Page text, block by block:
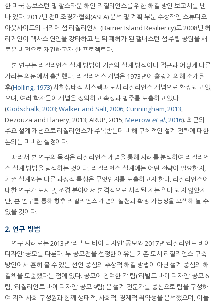
한 미국 동보스턴 및 찰스타운 해안 리질리언스를 위한 해결 방안 보고서를 낸
바 있다. 2017년 전미조경가협회(ASLA) 분석 및 계획 부분 수상작인 스튜디오
아웃사이드의 배리어 섬 리질리언시 (Barrier Island Resiliency)도 2008년 허
리케인이 텍사스 연안을 강타하고 난 뒤 폐허가 된 갤버스턴 섬 주립 공원을 새
로운 비전으로 재건하고자 한 프로젝트다.
본 연구는 리질리언스 설계 방법이 기존의 설계 방식이나 접근과 어떻게 다른
가라는 의문에서 출발했다. 리질리언스 개념은 1973년에 홀링에 의해 소개된
후(Holling, 1973) 사회생태적 시스템과 도시 리질리언스 개념으로 확장되고 있
으며, 여러 학자들이 개념을 정의하고 속성과 범주를 도출하고 있다
(Godschalk, 2003; Walker and Salt, 2006; Cunningham, 2013
Dezouza and Flanery, 2013; ARUP, 2015; Meerow et al. , 2016). 최근의
주요 설계 개념으로 리질리언스가 주목받는데 비해 구체적인 설계 전략에 대한
논의는 미비한 실정이다.
따라서 본 연구의 목적은 리질리언스 개념을 통해 사례를 분석하여 리질리언
스 설계 방법을 탐색하는 것이다. 리질리언스 설계에는 어떤 전략이 필요한지,
기존 설계와는 다른 과정적 특성은 무엇인지를 도출하고자 한다. 리질리언스에
대한 연구가 도시 및 조경 분야에서 본격적으로 시작된 지는 얼마 되지 않았지
만, 본 연구를 통해 향후 리질리언스 개념의 실천과 확장 가능성을 모색해 볼 수
있을 것이다.
2. 연구 방법
연구 사례로는 2013년 ‘리빌드 바이 디자인’ 공모와 2017년 ‘리질리언트 바이
디자인’ 공모를 다룬다. 두 공모전을 선정한 이유는 기존 도시 리질리언스 구축
방안에서 흔히 볼 수 있는 선언 중심의 추상적 해결 방법이 아닌 설계 중심의 해
결책을 도출했다는 점에 있다. 공모에 참여한 각 팀(‘리빌드 바이 디자인’ 공모 6
팀, ‘리질리언트 바이 디자인’ 공모 9팀) 은 설계 전문가를 중심으로 팀을 구성하
여 지역 사회 구성원과 함께 생태적, 사회적, 경제적 취약성을 분석했으며, 이들